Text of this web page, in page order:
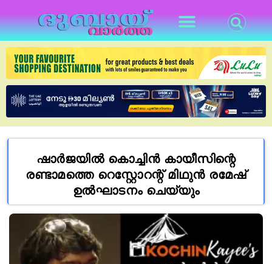
ഷാർജയിൽ കൊച്ചിൻ കായീസിന്റെ
രണ്ടാമത്തെ റെസ്റ്റോറന്റ് മിഥുൻ രമേഷ്
ഉൽഘാടനം ചെയ്യും